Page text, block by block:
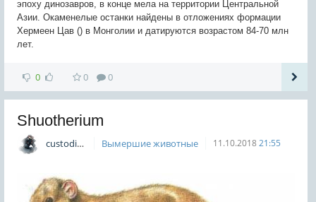
эпоху динозавров, в конце мела на территории Центральной
Азии. Окаменелые останки найдены в отложениях формации
Хермеен Цав () в Монголии и датируются возрастом 84-70 млн
лет.
0 0 0
Shuotherium
custodian Вымершие животные 11.10.2018 21:55